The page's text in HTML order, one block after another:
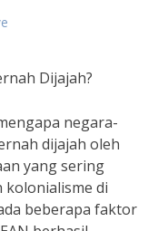
Dijajah?
negara-
dijajah oleh
yang sering
kolonialisme di
beberapa faktor